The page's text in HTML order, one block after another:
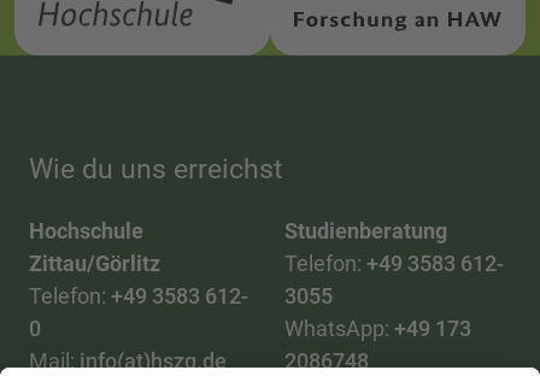
Wie du uns erreichst
Hochschule
Zittau/Görlitz
Telefon: +49 3583 612-
0
Mail: info(at)hszg.de
Studienberatung
Telefon: +49 3583 612-
3055
WhatsApp: +49 173
2086748